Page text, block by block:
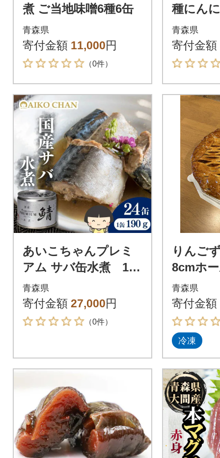
煮 ご当地味噌6種6缶
青森県
寄付金額 11,000円
（0件）
種にん
(贈答用)
青森県
寄付金額
あいこちゃんプレミ
アム サバ缶水煮 190
g×24缶
青森県
寄付金額 27,000円
（0件）
りんご
8cmホ
青森県
寄付金額
冷凍